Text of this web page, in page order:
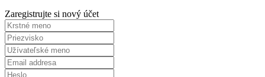
Zaregistrujte si nový účet